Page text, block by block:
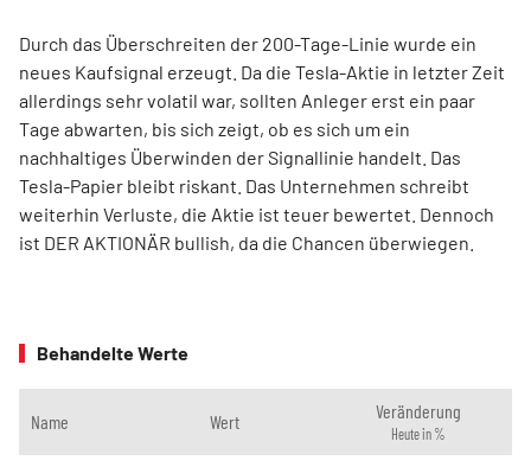
Durch das Überschreiten der 200-Tage-Linie wurde ein
neues Kaufsignal erzeugt. Da die Tesla-Aktie in letzter Zeit
allerdings sehr volatil war, sollten Anleger erst ein paar
Tage abwarten, bis sich zeigt, ob es sich um ein
nachhaltiges Überwinden der Signallinie handelt. Das
Tesla-Papier bleibt riskant. Das Unternehmen schreibt
weiterhin Verluste, die Aktie ist teuer bewertet. Dennoch
ist DER AKTIONÄR bullish, da die Chancen überwiegen.
Behandelte Werte
Name Wert Veränderung
Heute in %